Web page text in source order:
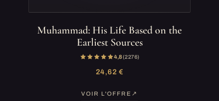
Muhammad: His Life Based on the
Earliest Sources
4,8(2 276)
24,62 €
VOIR L'OFFRE